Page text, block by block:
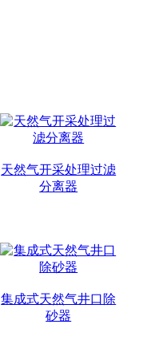
天然气开采处理过滤
分离器
集成式天然气井口除
砂器